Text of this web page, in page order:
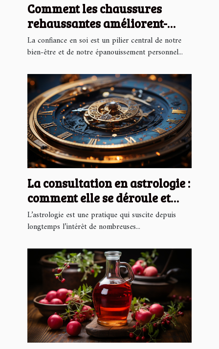
Comment les chaussures
rehaussantes améliorent-
elles la confiance en soi ?
La confiance en soi est un pilier central de notre
bien-être et de notre épanouissement personnel...
La consultation en astrologie :
comment elle se déroule et
combien ça coûte ?
L’astrologie est une pratique qui suscite depuis
longtemps l’intérêt de nombreuses...